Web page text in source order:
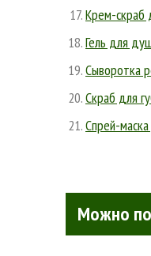
Крем-скраб
Гель для
Cыворотка
Скраб для
Спрей-
Можно